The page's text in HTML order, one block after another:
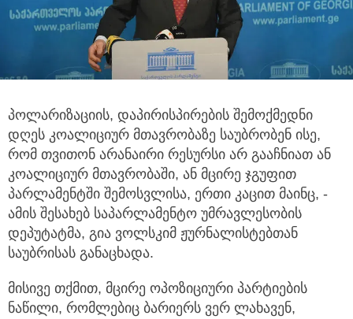
პოლარიზაციის, დაპირისპირების შემოქმედნი
დღეს კოალიციურ მთავრობაზე საუბრობენ ისე,
რომ თვითონ არანაირი რესურსი არ გააჩნიათ ან
კოალიციურ მთავრობაში, ან მცირე ჯგუფით
პარლამენტში შემოსვლისა, ერთი კაცით მაინც, -
ამის შესახებ საპარლამენტო უმრავლესობის
დეპუტატმა, გია ვოლსკიმ ჟურნალისტებთან
საუბრისას განაცხადა.
მისივე თქმით, მცირე ოპოზიციური პარტიების
ნაწილი, რომლებიც ბარიერს ვერ ლახავენ,